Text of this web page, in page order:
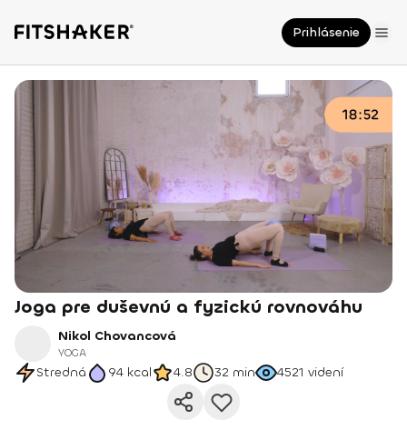
Prihlásenie
Joga pre duševnú a fyzickú rovnováhu
Nikol Chovancová
YOGA
Stredná 94 kcal 4.8 32 min 4521 videní